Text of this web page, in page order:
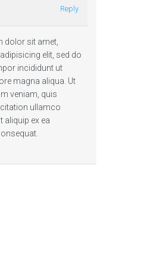
marketing des
| Technologies de
sans dire, mais les médias
un élément…
Reply
dolor sit amet,
elit, sed do
incididunt ut
magna aliqua. Ut
veniam, quis
ullamco
aliquip ex ea